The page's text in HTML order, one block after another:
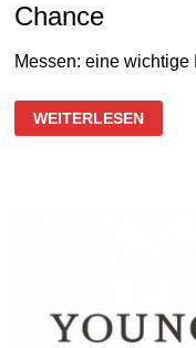
Chance
Messen: eine
MESSELEADS:
HERAUSFORDERUNG
WEITERLESEN